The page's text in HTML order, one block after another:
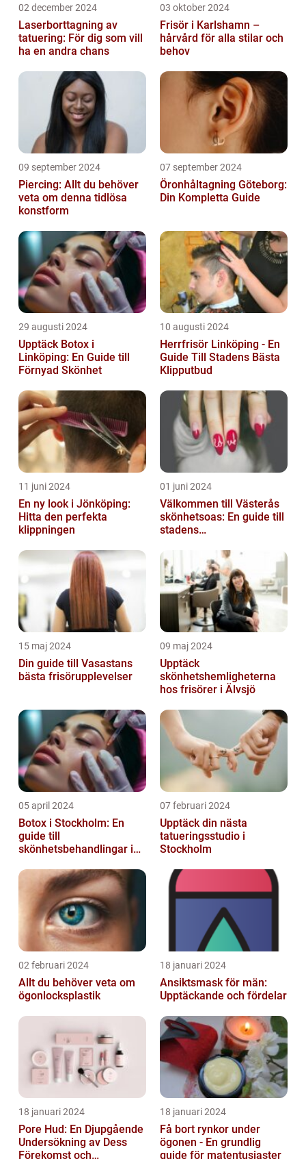
02 december 2024
Laserborttagning av
tatuering: För dig som vill
ha en andra chans
03 oktober 2024
Frisör i Karlshamn –
hårvård för alla stilar och
behov
09 september 2024
Piercing: Allt du behöver
veta om denna tidlösa
konstform
07 september 2024
Öronhåltagning Göteborg:
Din Kompletta Guide
29 augusti 2024
Upptäck Botox i
Linköping: En Guide till
Förnyad Skönhet
10 augusti 2024
Herrfrisör Linköping - En
Guide Till Stadens Bästa
Klipputbud
11 juni 2024
En ny look i Jönköping:
Hitta den perfekta
klippningen
01 juni 2024
Välkommen till Västerås
skönhetsoas: En guide till
stadens
15 maj 2024
Din guide till Vasastans
bästa frisörupplevelser
09 maj 2024
Upptäck
skönhetshemligheterna
hos frisörer i Älvsjö
05 april 2024
Botox i Stockholm: En
guide till
skönhetsbehandlingar i
07 februari 2024
Upptäck din nästa
tatueringsstudio i
Stockholm
02 februari 2024
Allt du behöver veta om
ögonlocksplastik
18 januari 2024
Ansiktsmask för män:
Upptäckande och fördelar
18 januari 2024
Pore Hud: En Djupgående
Undersökning av Dess
Förekomst och
18 januari 2024
Få bort rynkor under
ögonen - En grundlig
guide för matentusiaster